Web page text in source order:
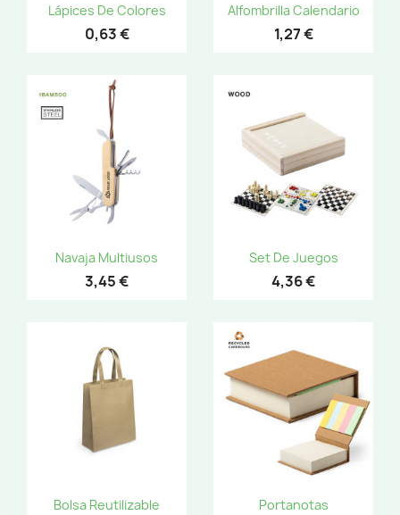
Lápices De Colores
0,63 €
Alfombrilla Calendario
1,27 €
Navaja Multiusos
3,45 €
Set De Juegos
4,36 €
Bolsa Reutilizable Portanotas